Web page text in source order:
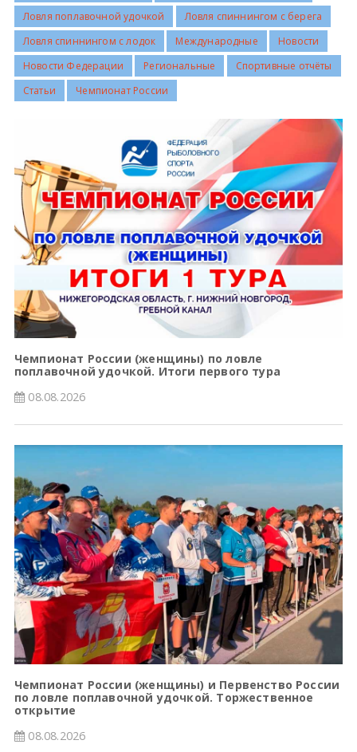
Ловля поплавочной удочкой
Ловля спиннингом с берега
Ловля спиннингом с лодок
Международные
Новости
Новости Федерации
Региональные
Спортивные отчёты
Статьи
Чемпионат России
Чемпионат России (женщины) по ловле
поплавочной удочкой. Итоги первого тура
08.08.2026
Чемпионат России (женщины) и Первенство России
по ловле поплавочной удочкой. Торжественное
открытие
08.08.2026
Всероссийские правила
Судейские документы